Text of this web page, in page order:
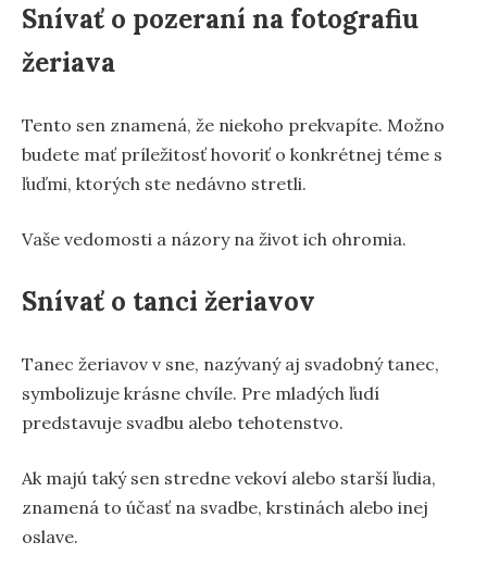
Snívať o pozeraní na fotografiu
žeriava
Tento sen znamená, že niekoho prekvapíte. Možno
budete mať príležitosť hovoriť o konkrétnej téme s
ľuďmi, ktorých ste nedávno stretli.
Vaše vedomosti a názory na život ich ohromia.
Snívať o tanci žeriavov
Tanec žeriavov v sne, nazývaný aj svadobný tanec,
symbolizuje krásne chvíle. Pre mladých ľudí
predstavuje svadbu alebo tehotenstvo.
Ak majú taký sen stredne vekoví alebo starší ľudia,
znamená to účasť na svadbe, krstinách alebo inej
oslave.